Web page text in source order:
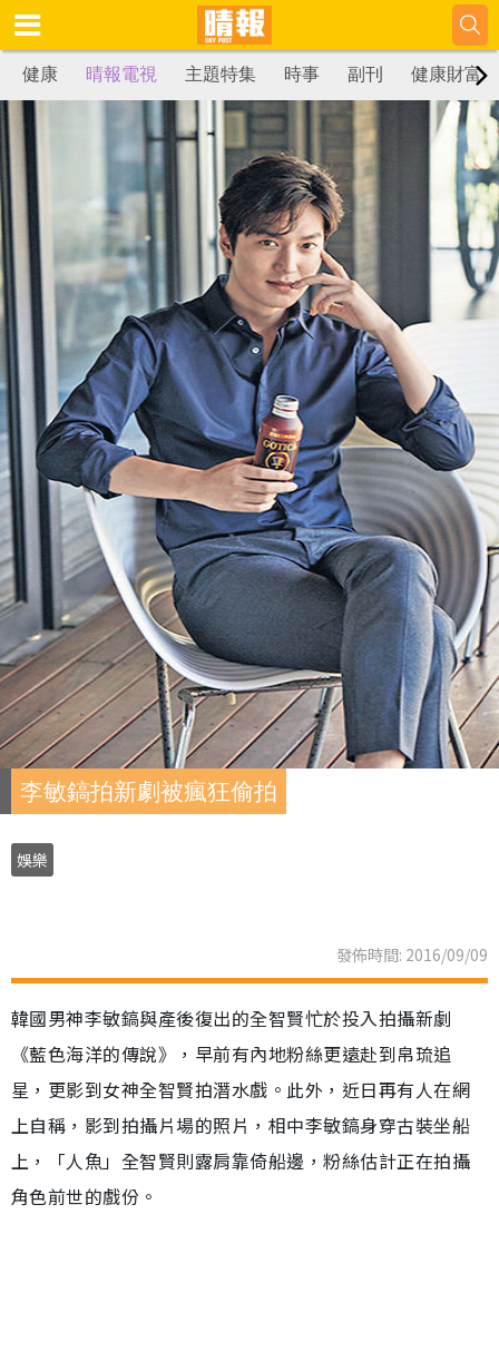
健康 晴報電視 主題特集 時事 副刊 健康財富
李敏鎬拍新劇被瘋狂偷拍
娛樂
發佈時間: 2016/09/09
韓國男神李敏鎬與產後復出的全智賢忙於投入拍攝新劇
《藍色海洋的傳說》，早前有內地粉絲更遠赴到帛琉追
星，更影到女神全智賢拍潛水戲。此外，近日再有人在網
上自稱，影到拍攝片場的照片，相中李敏鎬身穿古裝坐船
上，「人魚」全智賢則露肩靠倚船邊，粉絲估計正在拍攝
角色前世的戲份。